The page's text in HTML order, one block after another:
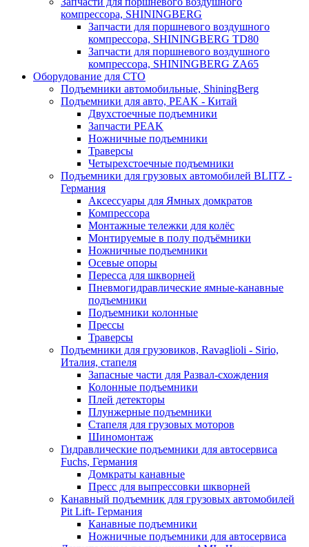
компрессора, SHININGBERG
Запчасти для поршневого воздушного
компрессора, SHININGBERG TD80
Запчасти для поршневого воздушного
компрессора, SHININGBERG ZA65
Оборудование для СТО
Подъемники автомобильные, ShiningBerg
Подъемники для авто, PEAK - Китай
Двухстоечные подъемники
Запчасти PEAK
Ножничные подъемники
Траверсы
Четырехстоечные подъемники
Подъемники для грузовых автомобилей BLITZ -
Германия
Аксессуары для Ямных домкратов
Компрессора
Монтажные тележки для колёс
Монтируемые в полу подъёмники
Ножничные подъемники
Осевые опоры
Пересса для шкворней
Пневмогидравлические ямные-канавные
подъемники
Подъемники колонные
Прессы
Траверсы
Подъемники для грузовиков, Ravaglioli - Sirio,
Италия, стапеля
Запасные части для Развал-схождения
Колонные подъемники
Плей детекторы
Плунжерные подъемники
Стапеля для грузовых моторов
Шиномонтаж
Гидравлические подъемники для автосервиса
Fuchs, Германия
Домкраты канавные
Пресс для выпрессовки шкворней
Канавный подъемник для грузовых автомобилей
Pit Lift- Германия
Канавные подъемники
Ножничные подъемники для автосервиса